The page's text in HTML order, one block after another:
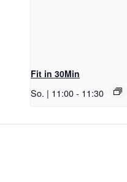
Fit in 30Min
So. | 11:00- 11:30